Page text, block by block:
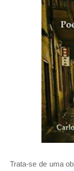
Trata-se de uma